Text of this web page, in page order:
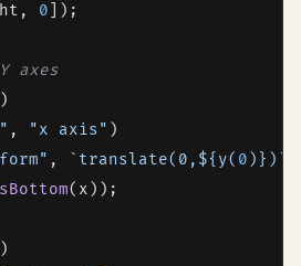
0 ]);
axes
)
, "x axis" )
, `translate(0, ${y( 0 )} )`
(x));
)